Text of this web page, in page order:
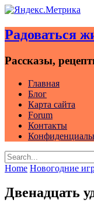
to
content
Радоваться
Рассказы,
Главная
Блог
Карта сайта
Forum
Контакты
Search
for:
Home Новогодние
Двенадцать